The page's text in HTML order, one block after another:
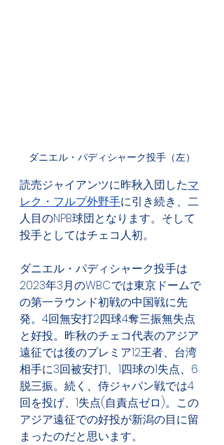
ダニエル・パディシャーク投手（左）
読売ジャイアンツに昨秋入団したマ
レク・フルプ外野手に引き続き、二
人目のNPB球団となります。そして
投手としてはチェコ人初。
ダニエル・パディシャーク投手は
2023年3月のWBCでは東京ドームで
の第一ラウンド初戦の中国戦に先
発。4回無安打2四球4奪三振無失点
と好投。昨秋のチェコ代表のアジア
遠征では後のプレミア12王者、台湾
相手に3回被安打1、1四球の1失点、6
脱三振。続く、侍ジャパン戦では4
回を投げ、1失点(自責点ゼロ)。この
アジア遠征での好投が新潟の目に留
まったのだと思います。